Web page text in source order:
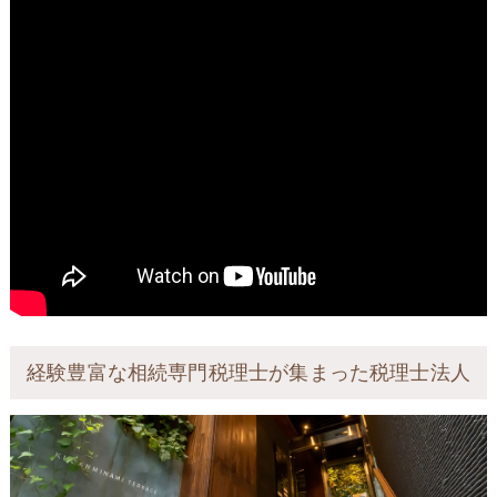
経験豊富な相続専門税理士が集まった税理士法人